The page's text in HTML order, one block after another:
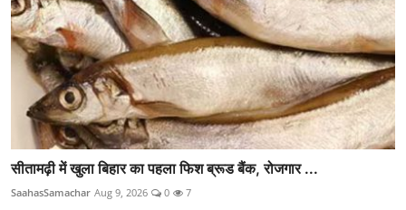
सीतामढ़ी में खुला बिहार का पहला फिश ब्रूड बैंक, रोजगार ...
SaahasSamachar Aug 9, 2026 0 7